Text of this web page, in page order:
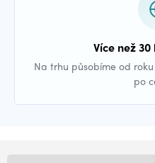
Více než
Na trhu působíme od
po